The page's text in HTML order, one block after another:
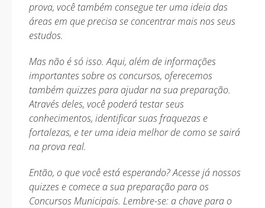
prova, você também consegue ter uma ideia das
áreas em que precisa se concentrar mais nos seus
estudos.
Mas não é só isso. Aqui, além de informações
importantes sobre os concursos, oferecemos
também quizzes para ajudar na sua preparação.
Através deles, você poderá testar seus
conhecimentos, identificar suas fraquezas e
fortalezas, e ter uma ideia melhor de como se sairá
na prova real.
Então, o que você está esperando? Acesse já nossos
quizzes e comece a sua preparação para os
Concursos Municipais. Lembre-se: a chave para o